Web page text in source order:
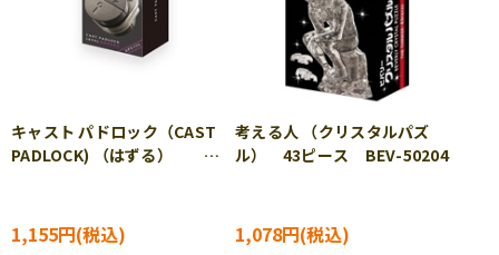
キャスト パドロック（CAST
PADLOCK) （はずる）
1,155円
考える人 （クリスタルパズ
ル） 43ピース BEV-50204
1,078円